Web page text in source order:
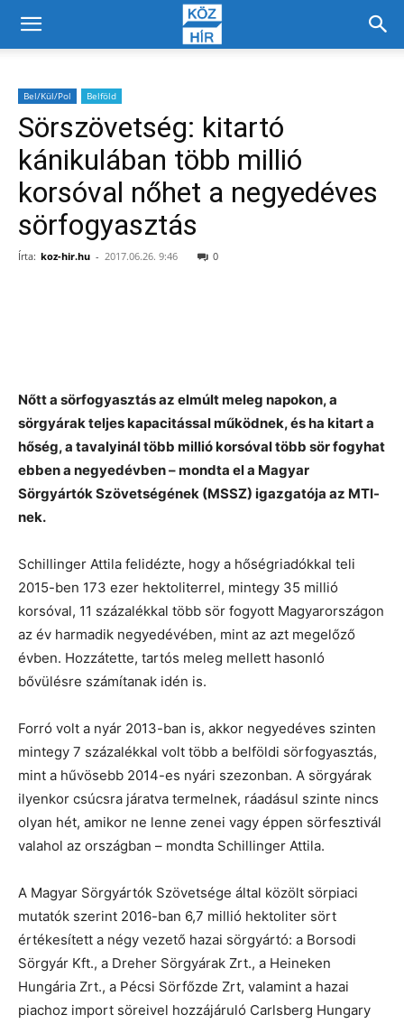
Bel/Kül/Pol Belföld
Sörszövetség: kitartó
kánikulában több millió
korsóval nőhet a negyedéves
sörfogyasztás
Írta: koz-hir.hu - 2017.06.26. 9:46 0
Nőtt a sörfogyasztás az elmúlt meleg napokon, a
sörgyárak teljes kapacitással működnek, és ha kitart a
hőség, a tavalyinál több millió korsóval több sör fogyhat
ebben a negyedévben – mondta el a Magyar
Sörgyártók Szövetségének (MSSZ) igazgatója az MTI-
nek.
Schillinger Attila felidézte, hogy a hőségriadókkal teli
2015-ben 173 ezer hektoliterrel, mintegy 35 millió
korsóval, 11 százalékkal több sör fogyott Magyarországon
az év harmadik negyedévében, mint az azt megelőző
évben. Hozzátette, tartós meleg mellett hasonló
bővülésre számítanak idén is.
Forró volt a nyár 2013-ban is, akkor negyedéves szinten
mintegy 7 százalékkal volt több a belföldi sörfogyasztás,
mint a hűvösebb 2014-es nyári szezonban. A sörgyárak
ilyenkor csúcsra járatva termelnek, ráadásul szinte nincs
olyan hét, amikor ne lenne zenei vagy éppen sörfesztivál
valahol az országban – mondta Schillinger Attila.
A Magyar Sörgyártók Szövetsége által közölt sörpiaci
mutatók szerint 2016-ban 6,7 millió hektoliter sört
értékesített a négy vezető hazai sörgyártó: a Borsodi
Sörgyár Kft., a Dreher Sörgyárak Zrt., a Heineken
Hungária Zrt., a Pécsi Sörfőzde Zrt, valamint a hazai
piachoz import söreivel hozzájáruló Carlsberg Hungary